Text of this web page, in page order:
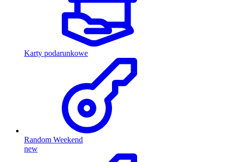
Karty podarunkowe
Random Weekend
new